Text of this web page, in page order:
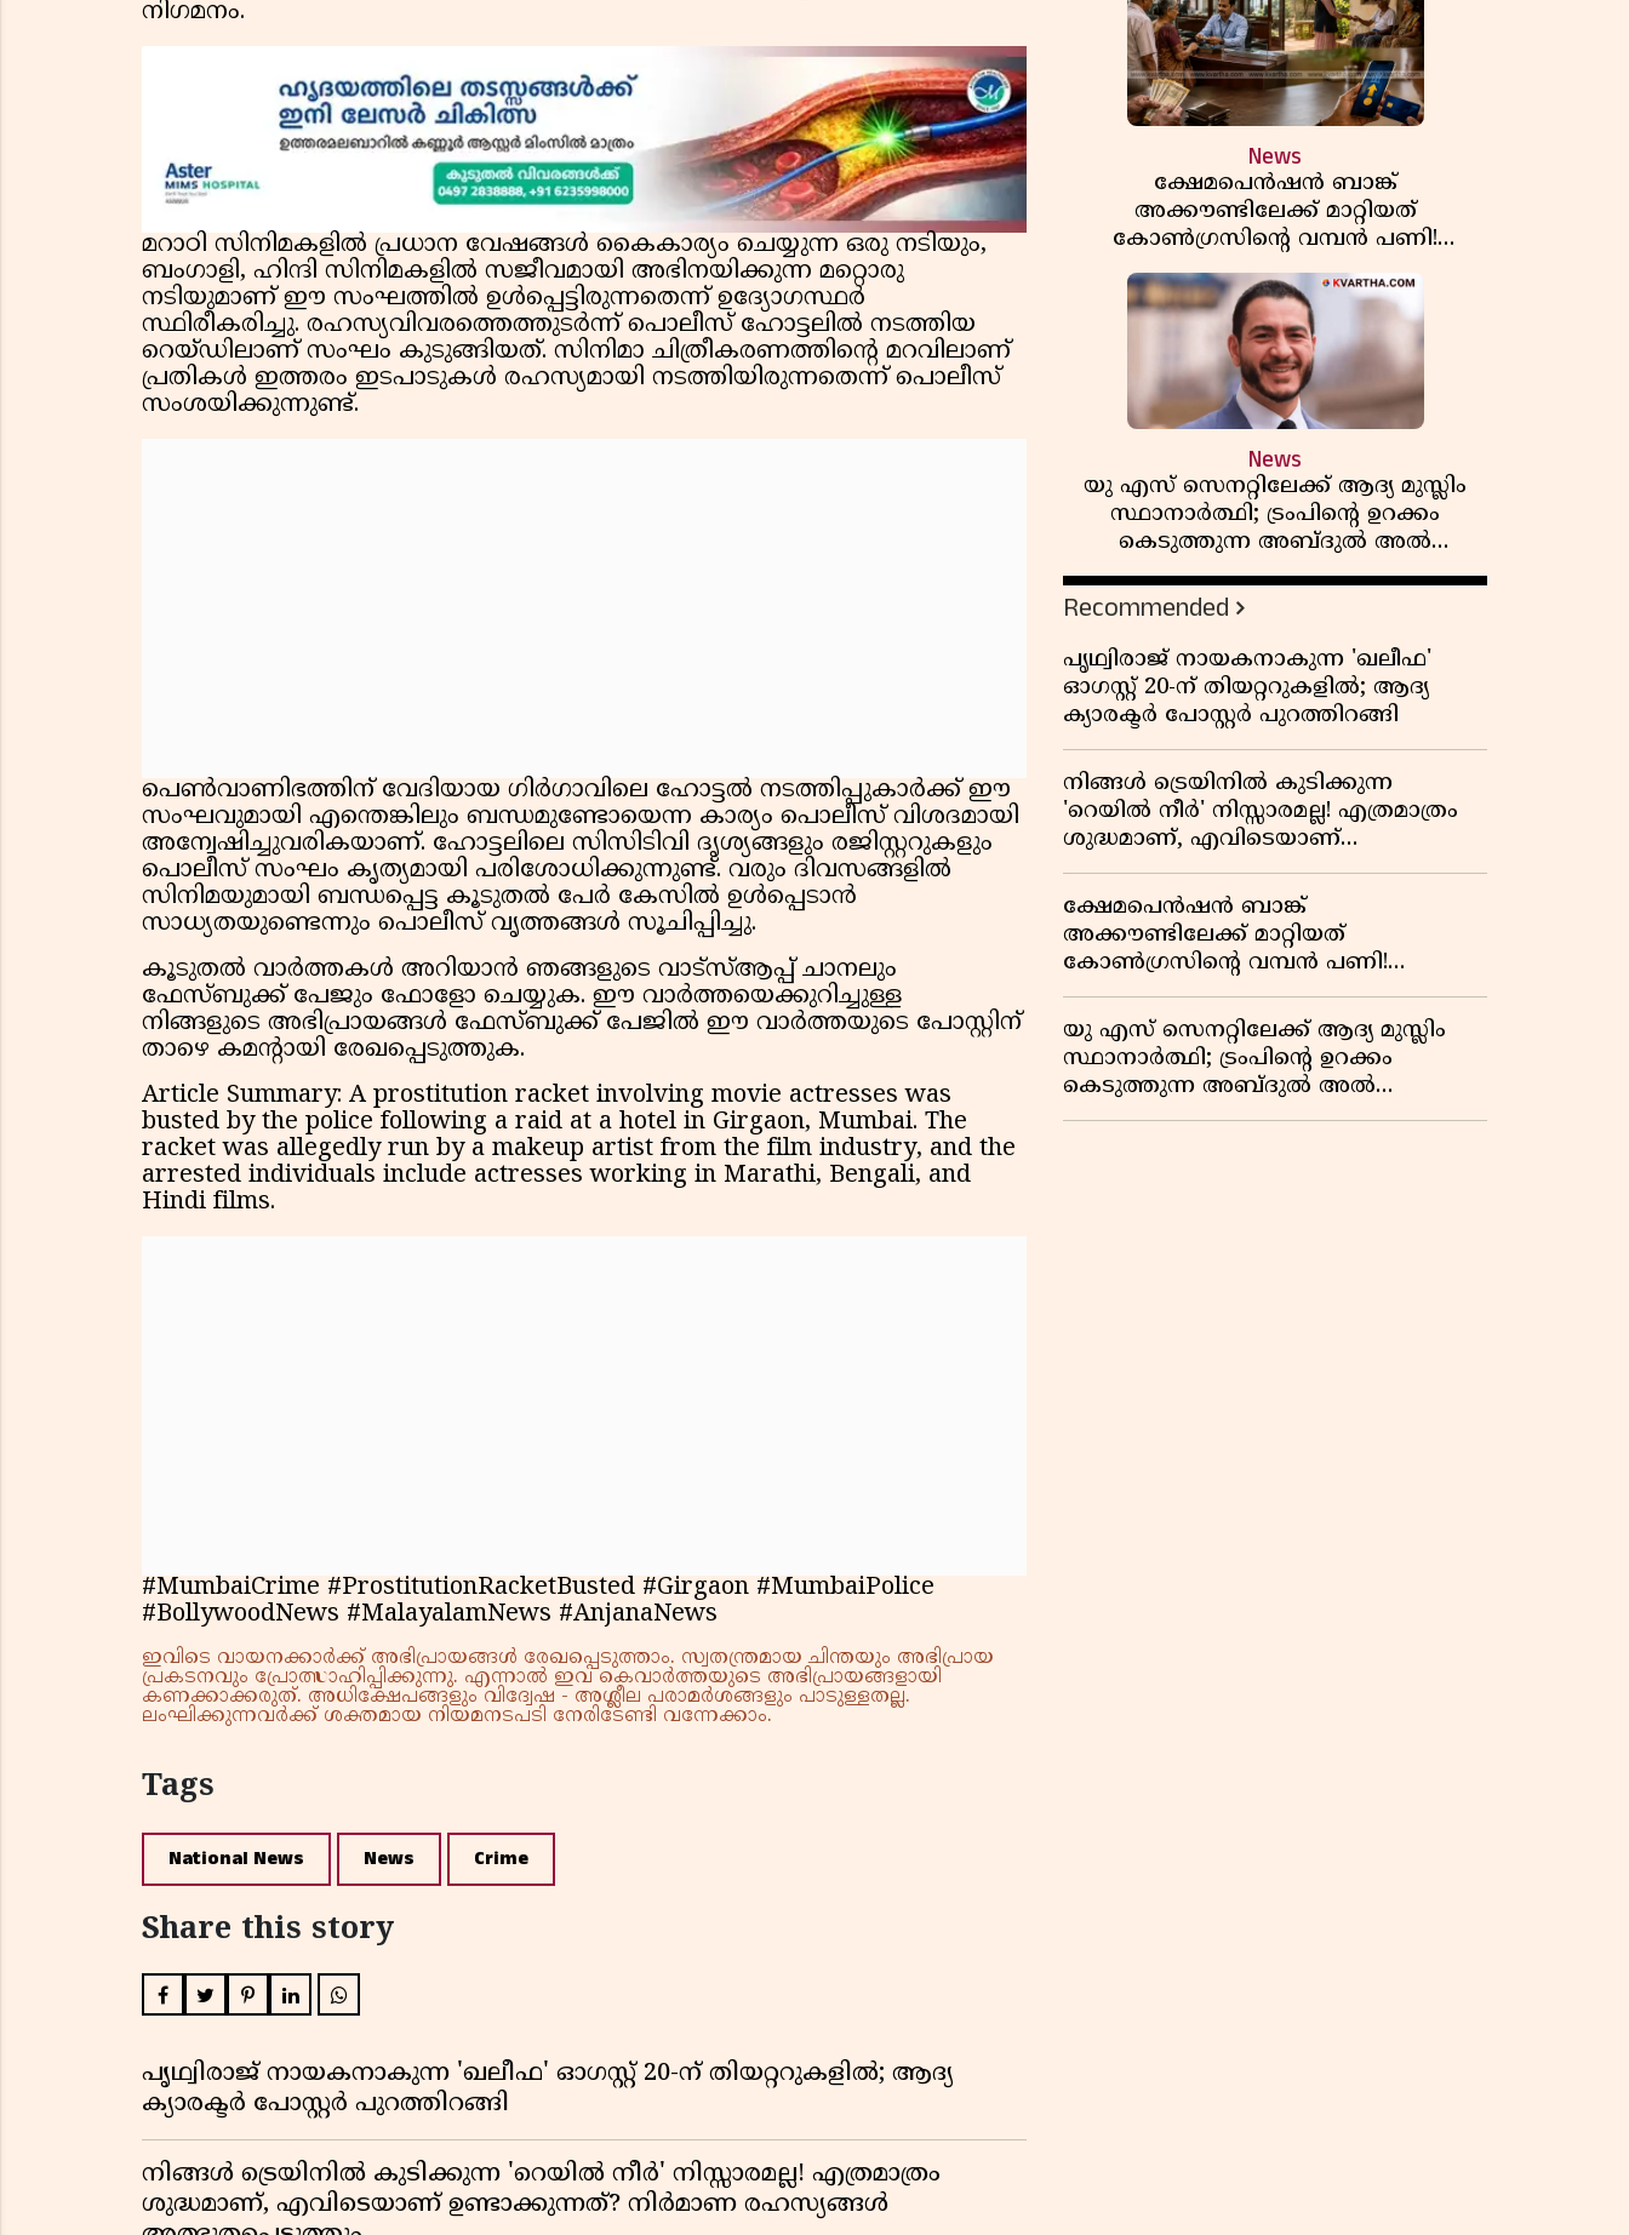
നിഗമനം.
മറാഠി സിനിമകളിൽ പ്രധാന വേഷങ്ങൾ കൈകാര്യം ചെയ്യുന്ന ഒരു നടിയും,
ബംഗാളി, ഹിന്ദി സിനിമകളിൽ സജീവമായി അഭിനയിക്കുന്ന മറ്റൊരു
നടിയുമാണ് ഈ സംഘത്തിൽ ഉൾപ്പെട്ടിരുന്നതെന്ന് ഉദ്യോഗസ്ഥർ
സ്ഥിരീകരിച്ചു. രഹസ്യവിവരത്തെത്തുടർന്ന് പൊലീസ് ഹോട്ടലിൽ നടത്തിയ
റെയ്ഡിലാണ് സംഘം കുടുങ്ങിയത്. സിനിമാ ചിത്രീകരണത്തിൻ്റെ മറവിലാണ്
പ്രതികൾ ഇത്തരം ഇടപാടുകൾ രഹസ്യമായി നടത്തിയിരുന്നതെന്ന് പൊലീസ്
സംശയിക്കുന്നുണ്ട്.
പെൺവാണിഭത്തിന് വേദിയായ ഗിർഗാവിലെ ഹോട്ടൽ നടത്തിപ്പുകാർക്ക് ഈ
സംഘവുമായി എന്തെങ്കിലും ബന്ധമുണ്ടോയെന്ന കാര്യം പൊലീസ് വിശദമായി
അന്വേഷിച്ചുവരികയാണ്. ഹോട്ടലിലെ സിസിടിവി ദൃശ്യങ്ങളും രജിസ്റ്ററുകളും
പൊലീസ് സംഘം കൃത്യമായി പരിശോധിക്കുന്നുണ്ട്. വരും ദിവസങ്ങളിൽ
സിനിമയുമായി ബന്ധപ്പെട്ട കൂടുതൽ പേർ കേസിൽ ഉൾപ്പെടാൻ
സാധ്യതയുണ്ടെന്നും പൊലീസ് വൃത്തങ്ങൾ സൂചിപ്പിച്ചു.
കൂടുതൽ വാർത്തകൾ അറിയാൻ ഞങ്ങളുടെ വാട്സ്ആപ്പ് ചാനലും
ഫേസ്ബുക്ക് പേജും ഫോളോ ചെയ്യുക. ഈ വാർത്തയെക്കുറിച്ചുള്ള
നിങ്ങളുടെ അഭിപ്രായങ്ങൾ ഫേസ്ബുക്ക് പേജിൽ ഈ വാർത്തയുടെ പോസ്റ്റിന്
താഴെ കമൻ്റായി രേഖപ്പെടുത്തുക.
Article Summary: A prostitution racket involving movie actresses was
busted by the police following a raid at a hotel in Girgaon, Mumbai. The
racket was allegedly run by a makeup artist from the film industry, and the
arrested individuals include actresses working in Marathi, Bengali, and
Hindi films.
#MumbaiCrime #ProstitutionRacketBusted #Girgaon #MumbaiPolice
#BollywoodNews #MalayalamNews #AnjanaNews
ഇവിടെ വായനക്കാർക്ക് അഭിപ്രായങ്ങൾ രേഖപ്പെടുത്താം. സ്വതന്ത്രമായ ചിന്തയും അഭിപ്രായ
പ്രകടനവും പ്രോത്സാഹിപ്പിക്കുന്നു. എന്നാൽ ഇവ കെവാർത്തയുടെ അഭിപ്രായങ്ങളായി
കണക്കാക്കരുത്. അധിക്ഷേപങ്ങളും വിദ്വേഷ - അശ്ലീല പരാമർശങ്ങളും പാടുള്ളതല്ല.
ലംഘിക്കുന്നവർക്ക് ശക്തമായ നിയമനടപടി നേരിടേണ്ടി വന്നേക്കാം.
Tags
National News News Crime
Share this story
പൃഥ്വിരാജ് നായകനാകുന്ന 'ഖലീഫ' ഓഗസ്റ്റ് 20-ന് തിയറ്ററുകളിൽ; ആദ്യ
ക്യാരക്ടർ പോസ്റ്റർ പുറത്തിറങ്ങി
നിങ്ങൾ ട്രെയിനിൽ കുടിക്കുന്ന 'റെയിൽ നീർ' നിസ്സാരമല്ല! എത്രമാത്രം
ശുദ്ധമാണ്, എവിടെയാണ് ഉണ്ടാക്കുന്നത്? നിർമാണ രഹസ്യങ്ങൾ
News
ക്ഷേമപെൻഷൻ ബാങ്ക്
അക്കൗണ്ടിലേക്ക് മാറ്റിയത്
കോൺഗ്രസിന്റെ വമ്പൻ പണി!
സഹകരണ സംഘങ്ങളെ
ഒഴിവാക്കുമ്പോൾ വലിയ തിരിച്ചടി
സിപിഎമ്മിന്? നഷ്ടമാകുന്നത് ജനകീയ
അടിത്തറ!
News
യു എസ് സെനറ്റിലേക്ക് ആദ്യ മുസ്ലിം
സ്ഥാനാർത്ഥി; ട്രംപിന്റെ ഉറക്കം
കെടുത്തുന്ന അബ്ദുൽ അൽ
സയ്യിദിന്റെ രാഷ്ട്രീയ തരംഗം!
'അവസാന റിപ്പബ്ലിക്കൻ
പ്രസിഡന്റാകുമോ ട്രംപ്?'
Recommended
പൃഥ്വിരാജ് നായകനാകുന്ന 'ഖലീഫ'
ഓഗസ്റ്റ് 20-ന് തിയറ്ററുകളിൽ; ആദ്യ
ക്യാരക്ടർ പോസ്റ്റർ പുറത്തിറങ്ങി
നിങ്ങൾ ട്രെയിനിൽ കുടിക്കുന്ന
'റെയിൽ നീർ' നിസ്സാരമല്ല! എത്രമാത്രം
ശുദ്ധമാണ്, എവിടെയാണ്
ഉണ്ടാക്കുന്നത്? നിർമാണ രഹസ്യങ്ങൾ
അത്ഭുതപ്പെടുത്തും
ക്ഷേമപെൻഷൻ ബാങ്ക്
അക്കൗണ്ടിലേക്ക് മാറ്റിയത്
കോൺഗ്രസിന്റെ വമ്പൻ പണി!
സഹകരണ സംഘങ്ങളെ
ഒഴിവാക്കുമ്പോൾ വലിയ തിരിച്ചടി
സിപിഎമ്മിന്? നഷ്ടമാകുന്നത് ജനകീയ
അടിത്തറ!
യു എസ് സെനറ്റിലേക്ക് ആദ്യ മുസ്ലിം
സ്ഥാനാർത്ഥി; ട്രംപിന്റെ ഉറക്കം
കെടുത്തുന്ന അബ്ദുൽ അൽ
സയ്യിദിന്റെ രാഷ്ട്രീയ തരംഗം!